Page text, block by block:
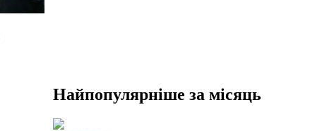
Найпопулярніше за місяць